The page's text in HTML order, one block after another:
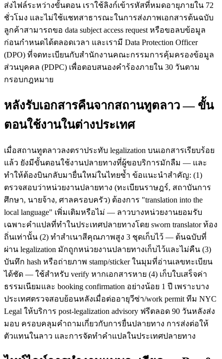
ส่งไฟล์ระหว่างขั้นตอน เราใช้ลิงก์เข้ารหัสที่หมดอายุภายใน 72
ชั่วโมง และไม่ใช้แชทสาธารณะในการส่งภาพเอกสารต้นฉบับ
ลูกค้าสามารถขอ data subject access request หรือขอลบข้อมูล
ก่อนกำหนดได้ตลอดเวลา และเรามี Data Protection Officer
(DPO) ที่จดทะเบียนกับสำนักงานคณะกรรมการคุ้มครองข้อมูล
ส่วนบุคคล (PDPC) เพื่อตอบสนองคำร้องภายใน 30 วันตาม
กรอบกฎหมาย
หลังรับเอกสารคืนจากสถานทูตลาว — ขั้น
ตอนใช้งานในต่างประเทศ
เมื่อสถานทูตลาวลงตราประทับ legalization บนเอกสารเรียบร้อย
แล้ว ยังมีขั้นตอนใช้งานปลายทางที่ผู้ขอบริการมักลืม — และ
ทำให้ต้องบินกลับมายื่นใหม่ในไทยซ้ำ ข้อแนะนำสำคัญ: (1)
ตรวจสอบว่าหน่วยงานปลายทาง (ทะเบียนราษฎร์, สถาบันการ
ศึกษา, นายจ้าง, ศาลครอบครัว) ต้องการ "translation into the
local language" เพิ่มเติมหรือไม่ — ลาวบางหน่วยงานยอมรับ
เฉพาะคำแปลที่ทำในประเทศปลายทางโดย sworn translator ท้อง
ถิ่นเท่านั้น (2) ทำสำเนาสีคุณภาพสูง 3 ชุดเก็บไว้ — ต้นฉบับที่
ผ่าน legalization มักถูกหน่วยงานปลายทางเก็บไว้และไม่คืน (3)
บันทึก hash หรือถ่ายภาพ stamp/sticker ในมุมที่อ่านเลขทะเบียน
ได้ชัด — ใช้สำหรับ verify หากเอกสารหาย (4) เก็บใบเสร็จค่า
ธรรมเนียมและ booking confirmation อย่างน้อย 1 ปี เพราะบาง
ประเทศตรวจสอบย้อนหลังเมื่อต่ออายุวีซ่า/work permit ทีม NYC
Legal ให้บริการ post-legalization advisory ฟรีตลอด 90 วันหลังส่ง
มอบ ครอบคลุมคำถามเกี่ยวกับการยื่นปลายทาง การส่งต่อให้
ตัวแทนในลาว และการจัดทำคำแปลในประเทศปลายทาง